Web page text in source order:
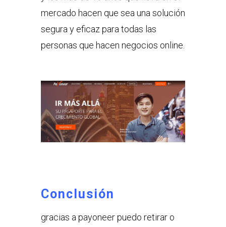
mercado hacen que sea una solución
segura y eficaz para todas las
personas que hacen negocios online.
Conclusión
gracias a payoneer puedo retirar o